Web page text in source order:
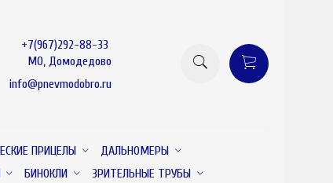
+7(967)292-88-33
МО, Домодедово
info@pnevmodobro.ru
ПРИЦЕЛЫ
ДАЛЬНОМЕРЫ
БИНОКЛИ
ЗРИТЕЛЬНЫЕ ТРУБЫ